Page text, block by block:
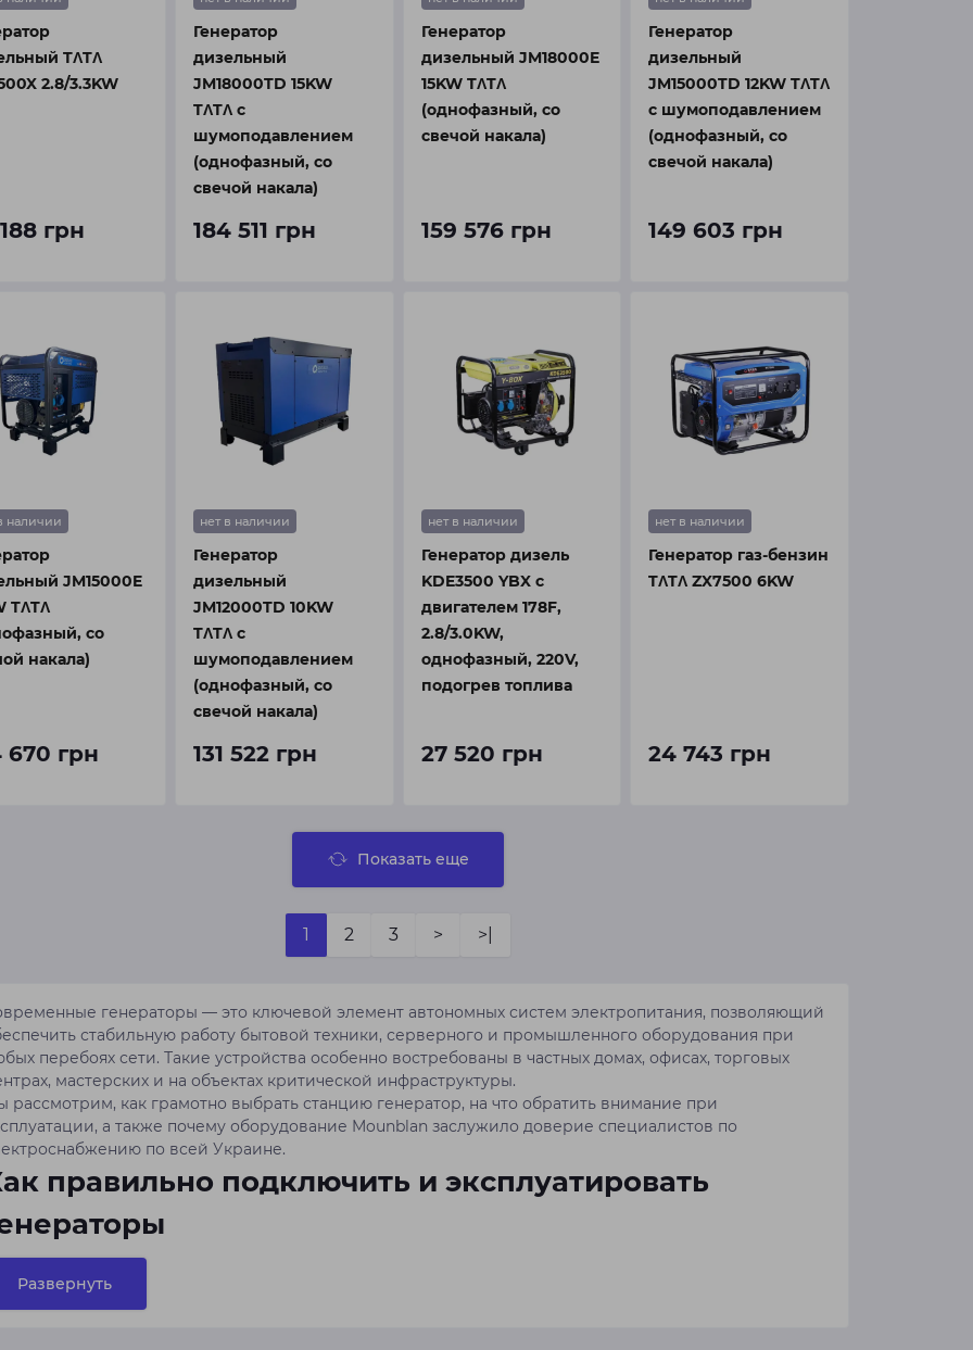
TΛTΛ
2.8/3.3KW
грн
Генератор
дизельный
JM18000TD 15KW
TΛTΛ с
шумоподавлением
(однофазный, со
свечой накала)
184 511 грн
Генератор
дизельный JM18000E
15KW TΛTΛ
(однофазный, со
свечой накала)
159 576 грн
Генератор
дизельный
JM15000TD 12KW TΛTΛ
с шумоподавлением
(однофазный, со
свечой накала)
149 603 грн
наличии
JM15000E
TΛTΛ
со
накала)
670 грн
нет в наличии
Генератор
дизельный
JM12000TD 10KW
TΛTΛ с
шумоподавлением
(однофазный, со
свечой накала)
131 522 грн
нет в наличии
Генератор дизель
KDE3500 YBX с
двигателем 178F,
2.8/3.0KW,
однофазный, 220V,
подогрев топлива
27 520 грн
нет в наличии
Генератор газ-бензин
TΛTΛ ZX7500 6KW
24 743 грн
Показать еще
1 2 3 > >|
генераторы — это ключевой элемент автономных систем электропитания, позволяющий
стабильную работу бытовой техники, серверного и промышленного оборудования при
перебоях сети. Такие устройства особенно востребованы в частных домах, офисах, торговых
мастерских и на объектах критической инфраструктуры.
рассмотрим, как грамотно выбрать станцию генератор, на что обратить внимание при
а также почему оборудование Mounblan заслужило доверие специалистов по
по всей Украине.
правильно подключить и эксплуатировать
эксплуатация генератора напрямую зависит от соблюдения технических требований и
безопасности. При установке важно учитывать:
Мощность устройства. Генератор должен соответствовать пиковым нагрузкам и иметь запас
Развернуть